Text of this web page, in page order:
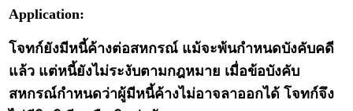
Application:
โจทก์ยังมีหนี้ค้างต่อสหกรณ์ แม้จะพ้นกำหนดบังคับคดี
แล้ว แต่หนี้ยังไม่ระงับตามกฎหมาย เมื่อข้อบังคับ
สหกรณ์กำหนดว่าผู้มีหนี้ค้างไม่อาจลาออกได้ โจทก์จึง